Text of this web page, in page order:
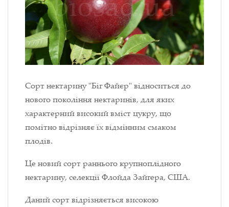
Сорт нектарину "Біг Файєр" відноситься до
нового покоління нектаринів, для яких
характерний високий вміст цукру, що
помітно відрізняє їх відмінним смаком
плодів.
Це новий сорт раннього крупноплідного
нектарину, селекції Флойда Зайгера, США.
Даний сорт відрізняється високою